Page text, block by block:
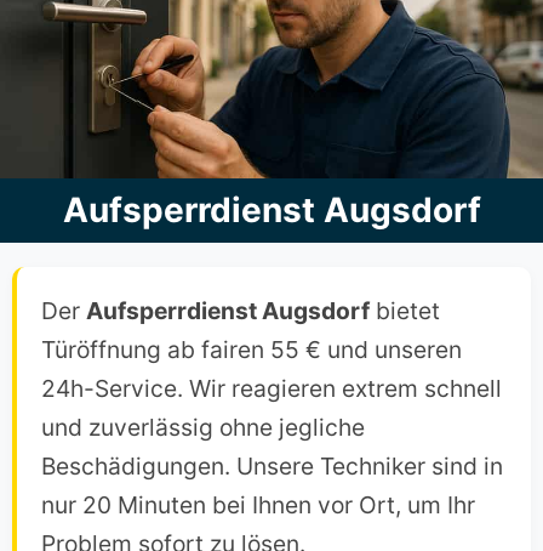
Aufsperrdienst Augsdorf
Der Aufsperrdienst Augsdorf bietet
Türöffnung ab fairen 55 € und unseren
24h-Service. Wir reagieren extrem schnell
und zuverlässig ohne jegliche
Beschädigungen. Unsere Techniker sind in
nur 20 Minuten bei Ihnen vor Ort, um Ihr
Problem sofort zu lösen.